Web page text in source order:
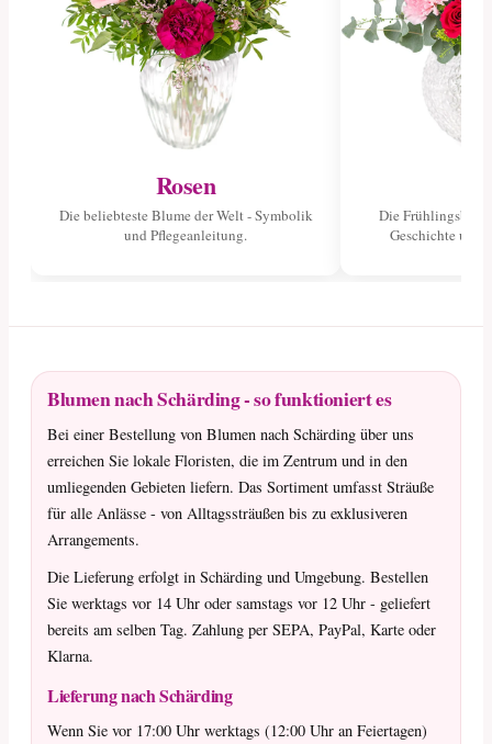
Rosen
Die beliebteste Blume der Welt - Symbolik
und Pflegeanleitung.
Die
Geschichte und
Blumen nach Schärding - so funktioniert es
Bei einer Bestellung von Blumen nach Schärding über uns
erreichen Sie lokale Floristen, die im Zentrum und in den
umliegenden Gebieten liefern. Das Sortiment umfasst Sträuße
für alle Anlässe - von Alltagssträußen bis zu exklusiveren
Arrangements.
Die Lieferung erfolgt in Schärding und Umgebung. Bestellen
Sie werktags vor 14 Uhr oder samstags vor 12 Uhr - geliefert
bereits am selben Tag. Zahlung per SEPA, PayPal, Karte oder
Klarna.
Lieferung nach Schärding
Wenn Sie vor 17:00 Uhr werktags (12:00 Uhr an Feiertagen)